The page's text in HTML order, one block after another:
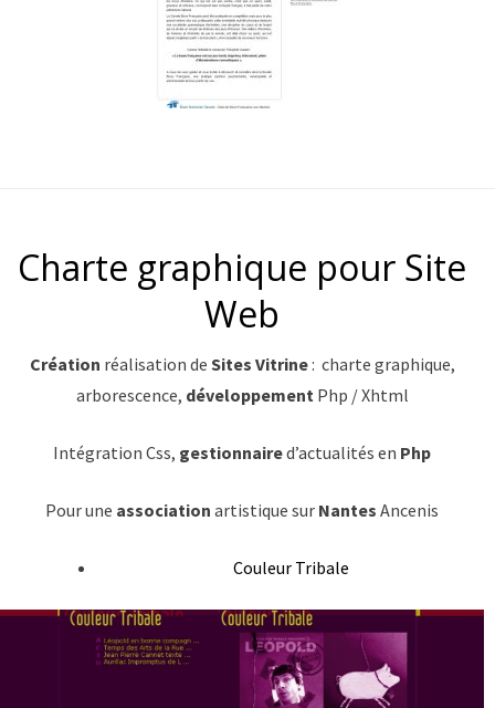
Charte graphique pour Site
Web
Création réalisation de Sites Vitrine: charte graphique,
arborescence, développement Php / Xhtml
Intégration Css, gestionnaired’actualités en Php
Pour une association artistique sur Nantes Ancenis
Couleur Tribale